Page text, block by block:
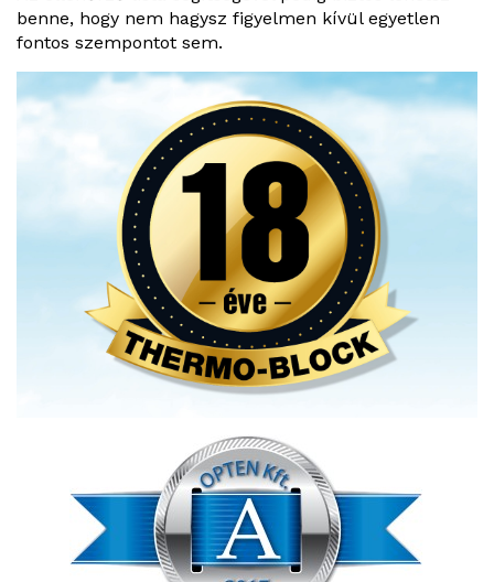
benne, hogy nem hagysz figyelmen kívül egyetlen
fontos szempontot sem.